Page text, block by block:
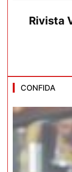
Rivista
CONFIDA